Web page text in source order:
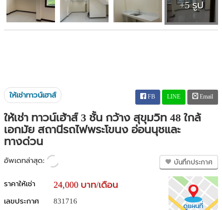
+5 รูป
ให้เช่าทาวน์เฮาส์ FB LINE Email
ให้เช่า ทาวน์เฮ้าส์ 3 ชั้น กว้าง สุขุมวิท 48 ใกล้
เอกมัย สถานีรถไฟพระโขนง อ่อนนุชและ
ทางด่วน
อัพเดทล่าสุด: บันทึกประกาศ
ดูแผนที่
ราคาให้เช่า 24,000 บาท/เดือน
เลขประกาศ
831716